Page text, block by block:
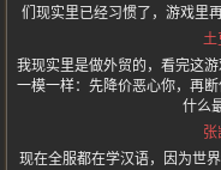
们现实里已经习惯了，游戏里
土
我现实里是做外贸的，看完这
一模一样：先降价恶心你，再
什么
张
现在全服都在学汉语，因为世